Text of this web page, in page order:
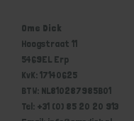
Ome Dick
Hoogstraat 11
5469EL Erp
KvK: 17140625
BTW: NL810287985B01
Tel: +31 (0) 85 20 20 913